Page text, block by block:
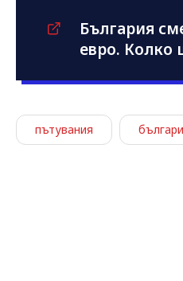
България
евро. Колко
пътувания българи